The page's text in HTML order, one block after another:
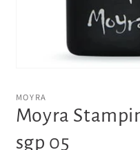
openen
in
modaal
MOYRA
Moyra
sgp 05